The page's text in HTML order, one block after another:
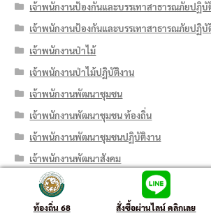
เจ้าพนักงานป้องกันและบรรเทาสาธารณภัยปฏิบั
เจ้าพนักงานป้องกันและบรรเทาสาธารณภัยปฏิบั
เจ้าพนักงานป่าไม้
เจ้าพนักงานป่าไม้ปฏิบัติงาน
เจ้าพนักงานพัฒนาชุมชน
เจ้าพนักงานพัฒนาชุมชน ท้องถิ่น
เจ้าพนักงานพัฒนาชุมชนปฏิบัติงาน
เจ้าพนักงานพัฒนาสังคม
เจ้าพนักงานพัฒนาสังคมปฏิบัติงาน
เจ้าพนักงานพัสดุ
ท้องถิ่น 68 สั่งซื้อผ่านไลน์ คลิกเลย